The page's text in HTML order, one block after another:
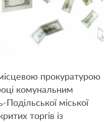
прокуратурою
комунальним
міської
торгів із